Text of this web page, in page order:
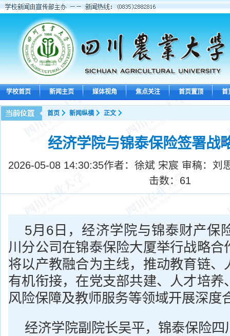
学校首页 新闻主页 媒体视角 焦点关注 首页置顶 首
首页 新闻纵横 正文
经济学院与锦泰保险签署战
2026-05-08 14:30:35作者：徐斌 宋宸 审稿：刘
击数： 61
5月6日，经济学院与锦泰财产保
川分公司在锦泰保险大厦举行战略合
将以产教融合为主线，推动教育链、
有机衔接，在党支部共建、人才培养
风险保障及教师服务等领域开展深度
经济学院副院长吴平，锦泰保险